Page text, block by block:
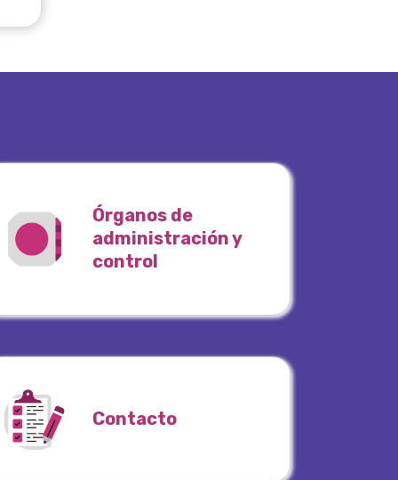
Órganos de
administración y
control
Contacto